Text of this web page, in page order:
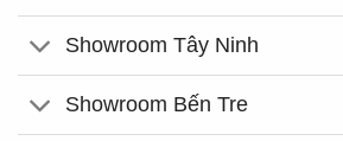
Showroom Tây Ninh
Showroom Bến Tre